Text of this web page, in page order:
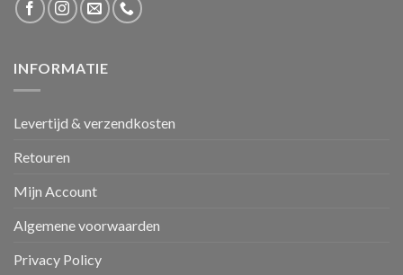
INFORMATIE
Levertijd & verzendkosten
Retouren
Mijn Account
Algemene voorwaarden
Privacy Policy